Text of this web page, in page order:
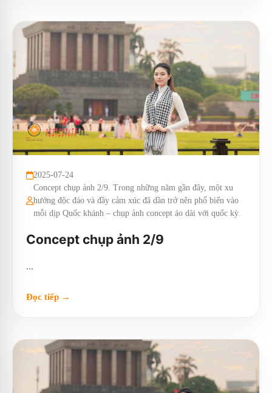
2025-07-24
Concept chụp ảnh 2/9. Trong những năm gần đây, một xu
hướng độc đáo và đầy cảm xúc đã dần trở nên phổ biến vào
mỗi dịp Quốc khánh – chụp ảnh concept áo dài với quốc kỳ.
Concept chụp ảnh 2/9
...
Đọc tiếp →